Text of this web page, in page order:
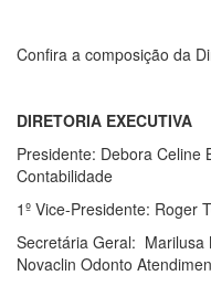
Confira a composição da
DIRETORIA EXECUTIVA
Presidente: Debora Celine
Contabilidade
1º Vice-Presidente: Roger
Secretária Geral: Marilusa
Novaclin Odonto